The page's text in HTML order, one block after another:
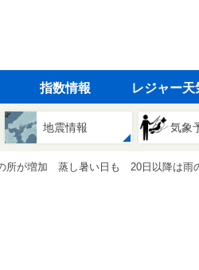
指数情報 レジャー天
地震情報 気象
所が増加 蒸し暑い日も 20日以降は雨